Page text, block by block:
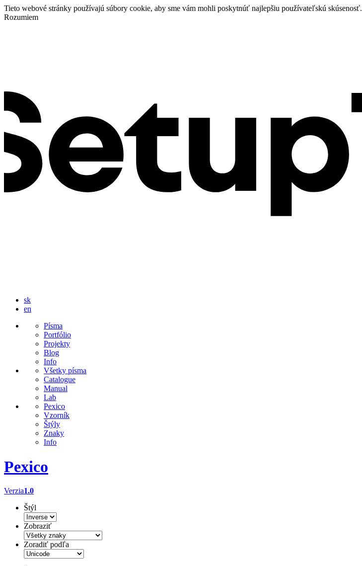
Tieto webové stránky používajú súbory cookie, aby sme vám mohli poskytnúť najlepšiu používateľskú skúsenosť.
Rozumiem
sk
en
Písma
Portfólio
Projekty
Blog
Info
Všetky písma
Catalogue
Manual
Lab
Pexico
Vzorník
Štýly
Znaky
Info
Pexico
Verzia1.0
Štýl
Zobraziť
Zoradiť podľa